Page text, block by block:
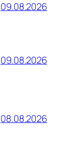
09.08.2026
09.08.2026
08.08.2026